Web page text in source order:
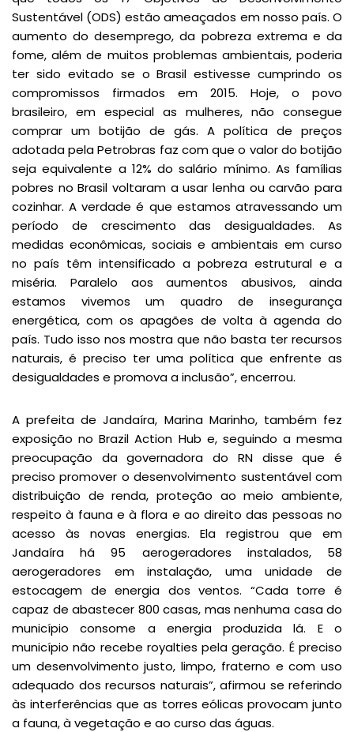
Sustentável (ODS) estão ameaçados em nosso país. O
aumento do desemprego, da pobreza extrema e da
fome, além de muitos problemas ambientais, poderia
ter sido evitado se o Brasil estivesse cumprindo os
compromissos firmados em 2015. Hoje, o povo
brasileiro, em especial as mulheres, não consegue
comprar um botijão de gás. A política de preços
adotada pela Petrobras faz com que o valor do botijão
seja equivalente a 12% do salário mínimo. As famílias
pobres no Brasil voltaram a usar lenha ou carvão para
cozinhar. A verdade é que estamos atravessando um
período de crescimento das desigualdades. As
medidas econômicas, sociais e ambientais em curso
no país têm intensificado a pobreza estrutural e a
miséria. Paralelo aos aumentos abusivos, ainda
estamos vivemos um quadro de insegurança
energética, com os apagões de volta à agenda do
país. Tudo isso nos mostra que não basta ter recursos
naturais, é preciso ter uma política que enfrente as
desigualdades e promova a inclusão”, encerrou.
A prefeita de Jandaíra, Marina Marinho, também fez
exposição no Brazil Action Hub e, seguindo a mesma
preocupação da governadora do RN disse que é
preciso promover o desenvolvimento sustentável com
distribuição de renda, proteção ao meio ambiente,
respeito à fauna e à flora e ao direito das pessoas no
acesso às novas energias. Ela registrou que em
Jandaíra há 95 aerogeradores instalados, 58
aerogeradores em instalação, uma unidade de
estocagem de energia dos ventos. “Cada torre é
capaz de abastecer 800 casas, mas nenhuma casa do
município consome a energia produzida lá. E o
município não recebe royalties pela geração. É preciso
um desenvolvimento justo, limpo, fraterno e com uso
adequado dos recursos naturais”, afirmou se referindo
às interferências que as torres eólicas provocam junto
a fauna, à vegetação e ao curso das águas.